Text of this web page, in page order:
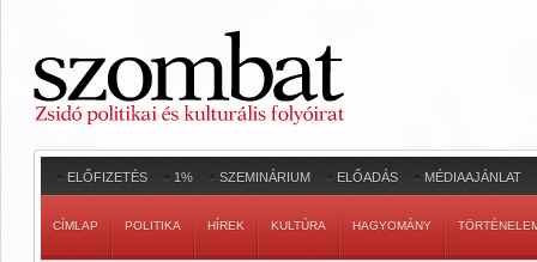
ELŐFIZETÉS 1% SZEMINÁRIUM ELŐADÁS MÉDIAAJÁNLAT
CÍMLAP POLITIKA HÍREK KULTÚRA HAGYOMÁNY